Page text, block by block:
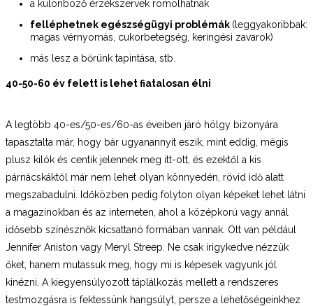
a különböző érzékszervek romolhatnak
felléphetnek egészségügyi problémák (leggyakoribbak:
magas vérnyomás, cukorbetegség, keringési zavarok)
más lesz a bőrünk tapintása, stb.
40-50-60 év felett is lehet fiatalosan élni
A legtöbb 40-es/50-es/60-as éveiben járó hölgy bizonyára
tapasztalta már, hogy bár ugyanannyit eszik, mint eddig, mégis
plusz kilók és centik jelennek meg itt-ott, és ezektől a kis
párnácskáktól már nem lehet olyan könnyedén, rövid idő alatt
megszabadulni. Időközben pedig folyton olyan képeket lehet látni
a magazinokban és az interneten, ahol a középkorú vagy annál
idősebb színésznők kicsattanó formában vannak. Ott van például
Jennifer Aniston vagy Meryl Streep. Ne csak irigykedve nézzük
őket, hanem mutassuk meg, hogy mi is képesek vagyunk jól
kinézni. A kiegyensúlyozott táplálkozás mellett a rendszeres
testmozgásra is fektessünk hangsúlyt, persze a lehetőségeinkhez